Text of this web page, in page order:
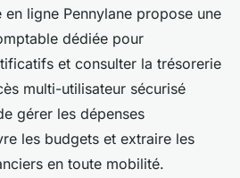
ligne Pennylane propose une
dédiée pour
et consulter la trésorerie
multi-utilisateur sécurisé
gérer les dépenses
les budgets et extraire les
en toute mobilité.